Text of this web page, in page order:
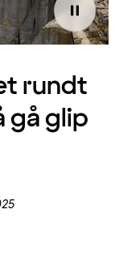
rundt
gå glip